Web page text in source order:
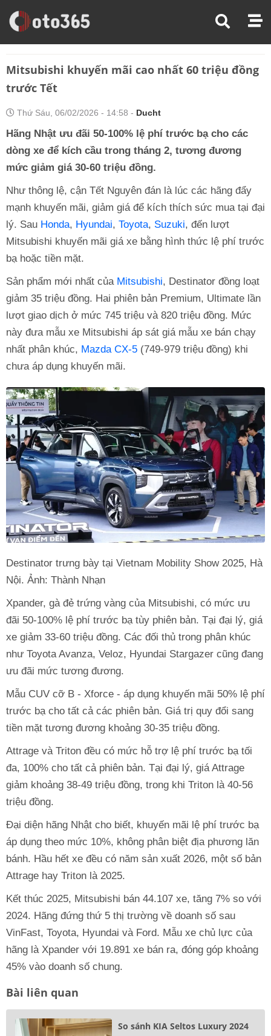
Trang Chủ
Thị Trường Xe
Mitsubishi khuyến mãi cao nhất 60 triệu đồng
trước Tết
Thứ Sáu, 06/02/2026 - 14:58 - Ducht
Hãng Nhật ưu đãi 50-100% lệ phí trước bạ cho các
dòng xe để kích cầu trong tháng 2, tương đương
mức giảm giá 30-60 triệu đồng.
Như thông lệ, cận Tết Nguyên đán là lúc các hãng đẩy
mạnh khuyến mãi, giảm giá để kích thích sức mua tại đại
lý. Sau Honda, Hyundai, Toyota, Suzuki, đến lượt
Mitsubishi khuyến mãi giá xe bằng hình thức lệ phí trước
bạ hoặc tiền mặt.
Sản phẩm mới nhất của Mitsubishi, Destinator đồng loạt
giảm 35 triệu đồng. Hai phiên bản Premium, Ultimate lần
lượt giao dịch ở mức 745 triệu và 820 triệu đồng. Mức
này đưa mẫu xe Mitsubishi áp sát giá mẫu xe bán chạy
nhất phân khúc, Mazda CX-5 (749-979 triệu đồng) khi
chưa áp dụng khuyến mãi.
Destinator trưng bày tại Vietnam Mobility Show 2025, Hà
Nội. Ảnh: Thành Nhạn
Xpander, gà đẻ trứng vàng của Mitsubishi, có mức ưu
đãi 50-100% lệ phí trước bạ tùy phiên bản. Tại đại lý, giá
xe giảm 33-60 triệu đồng. Các đối thủ trong phân khúc
như Toyota Avanza, Veloz, Hyundai Stargazer cũng đang
ưu đãi mức tương đương.
Mẫu CUV cỡ B - Xforce - áp dụng khuyến mãi 50% lệ phí
trước bạ cho tất cả các phiên bản. Giá trị quy đổi sang
tiền mặt tương đương khoảng 30-35 triệu đồng.
Attrage và Triton đều có mức hỗ trợ lệ phí trước bạ tối
đa, 100% cho tất cả phiên bản. Tại đại lý, giá Attrage
giảm khoảng 38-49 triệu đồng, trong khi Triton là 40-56
triệu đồng.
Đại diện hãng Nhật cho biết, khuyến mãi lệ phí trước bạ
áp dụng theo mức 10%, không phân biệt địa phương lăn
bánh. Hầu hết xe đều có năm sản xuất 2026, một số bản
Attrage hay Triton là 2025.
Kết thúc 2025, Mitsubishi bán 44.107 xe, tăng 7% so với
2024. Hãng đứng thứ 5 thị trường về doanh số sau
VinFast, Toyota, Hyundai và Ford. Mẫu xe chủ lực của
hãng là Xpander với 19.891 xe bán ra, đóng góp khoảng
45% vào doanh số chung.
Bài liên quan
So sánh KIA Seltos Luxury 2024